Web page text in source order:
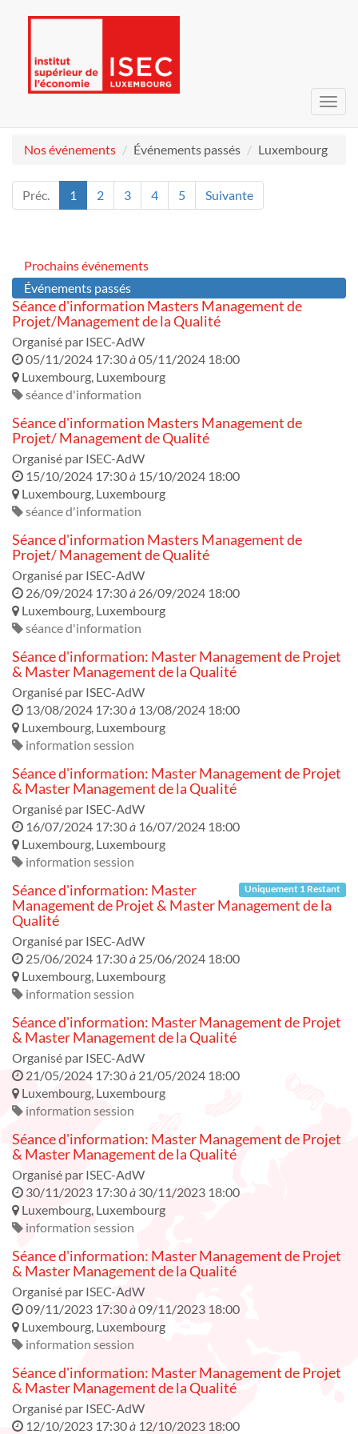
Nos événements Événements passés Luxembourg
Préc. 1 2 3 4 5 Suivante
Prochains événements
Événements passés
Séance d'information Masters Management de
Projet/Management de la Qualité
Organisé par ISEC-AdW
05/11/2024 17:30à05/11/2024 18:00
Luxembourg, Luxembourg
séance d'information
Séance d'information Masters Management de
Projet/ Management de Qualité
Organisé par ISEC-AdW
15/10/2024 17:30à 15/10/2024 18:00
Luxembourg, Luxembourg
séance d'information
Séance d'information Masters Management de
Projet/ Management de Qualité
Organisé par ISEC-AdW
26/09/2024 17:30à 26/09/2024 18:00
Luxembourg, Luxembourg
séance d'information
Séance d'information: Master Management de Projet
& Master Management de la Qualité
Organisé par ISEC-AdW
13/08/2024 17:30à 13/08/2024 18:00
Luxembourg, Luxembourg
information session
Séance d'information: Master Management de Projet
& Master Management de la Qualité
Organisé par ISEC-AdW
16/07/2024 17:30à 16/07/2024 18:00
Luxembourg, Luxembourg
information session
Uniquement 1 Restant
Séance d'information: Master
Management de Projet & Master Management de la
Qualité
Organisé par ISEC-AdW
25/06/2024 17:30à 25/06/2024 18:00
Luxembourg, Luxembourg
information session
Séance d'information: Master Management de Projet
& Master Management de la Qualité
Organisé par ISEC-AdW
21/05/2024 17:30à 21/05/2024 18:00
Luxembourg, Luxembourg
information session
Séance d'information: Master Management de Projet
& Master Management de la Qualité
Organisé par ISEC-AdW
30/11/2023 17:30à 30/11/2023 18:00
Luxembourg, Luxembourg
information session
Séance d'information: Master Management de Projet
& Master Management de la Qualité
Organisé par ISEC-AdW
09/11/2023 17:30à09/11/2023 18:00
Luxembourg, Luxembourg
information session
Séance d'information: Master Management de Projet
& Master Management de la Qualité
Organisé par ISEC-AdW
12/10/2023 17:30à 12/10/2023 18:00